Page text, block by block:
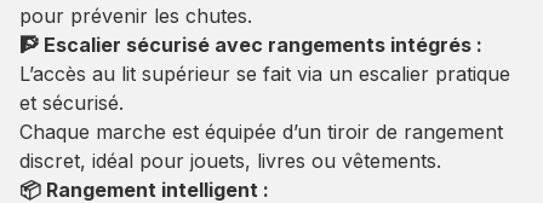
pour prévenir les chutes.
🧗 Escalier sécurisé avec rangements intégrés :
L’accès au lit supérieur se fait via un escalier pratique
et sécurisé.
Chaque marche est équipée d’un tiroir de rangement
discret, idéal pour jouets, livres ou vêtements.
📦 Rangement intelligent :